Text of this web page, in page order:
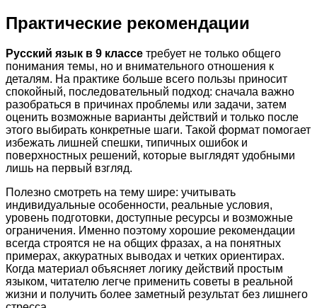
Практические рекомендации
Русский язык в 9 классе требует не только общего
понимания темы, но и внимательного отношения к
деталям. На практике больше всего пользы приносит
спокойный, последовательный подход: сначала важно
разобраться в причинах проблемы или задачи, затем
оценить возможные варианты действий и только после
этого выбирать конкретные шаги. Такой формат помогает
избежать лишней спешки, типичных ошибок и
поверхностных решений, которые выглядят удобными
лишь на первый взгляд.
Полезно смотреть на тему шире: учитывать
индивидуальные особенности, реальные условия,
уровень подготовки, доступные ресурсы и возможные
ограничения. Именно поэтому хорошие рекомендации
всегда строятся не на общих фразах, а на понятных
примерах, аккуратных выводах и четких ориентирах.
Когда материал объясняет логику действий простым
языком, читателю легче применить советы в реальной
жизни и получить более заметный результат без лишнего